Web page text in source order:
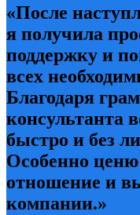
«После
я получила
поддержку и
всех
Благодаря
консультанта
быстро и без
Особенно
отношение и
компании.»